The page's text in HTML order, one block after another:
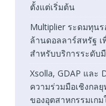
ตั้งแต่เริ่มต้น
Multiplier ระดมทุนร
ล้านดอลลาร์สหรัฐ เ
สำหรับบริการระดับ
Xsolla, GDAP และ
ความร่วมมือเชิงกลยุ
ของอุตสาหกรรมเก